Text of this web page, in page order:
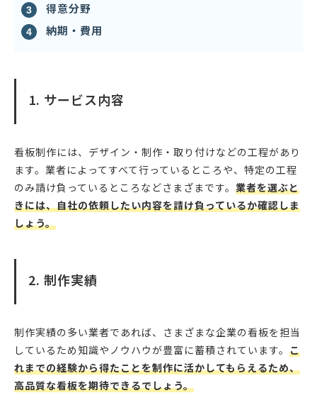
得意分野
納期・費用
1. サービス内容
看板制作には、デザイン・制作・取り付けなどの工程があり
ます。業者によってすべて行っているところや、特定の工程
のみ請け負っているところなどさまざまです。 業者を選ぶと
きには、自社の依頼したい内容を請け負っているか確認しま
しょう。
2. 制作実績
制作実績の多い業者であれば、さまざまな企業の看板を担当
しているため知識やノウハウが豊富に蓄積されています。 こ
れまでの経験から得たことを制作に活かしてもらえるため、
高品質な看板を期待できるでしょう。